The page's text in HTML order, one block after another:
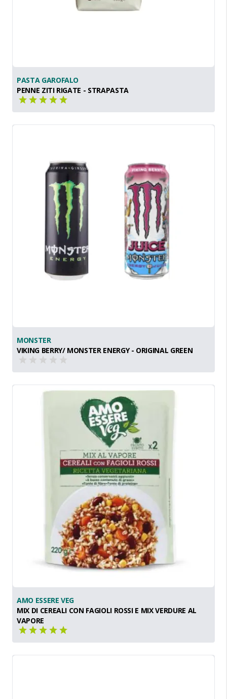
PASTA GAROFALO
PENNE ZITI RIGATE - STRAPASTA
MONSTER
VIKING BERRY/ MONSTER ENERGY - ORIGINAL GREEN
AMO ESSERE VEG
MIX DI CEREALI CON FAGIOLI ROSSI E MIX VERDURE AL
VAPORE